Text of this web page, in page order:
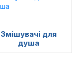
Змішувачі для
душа